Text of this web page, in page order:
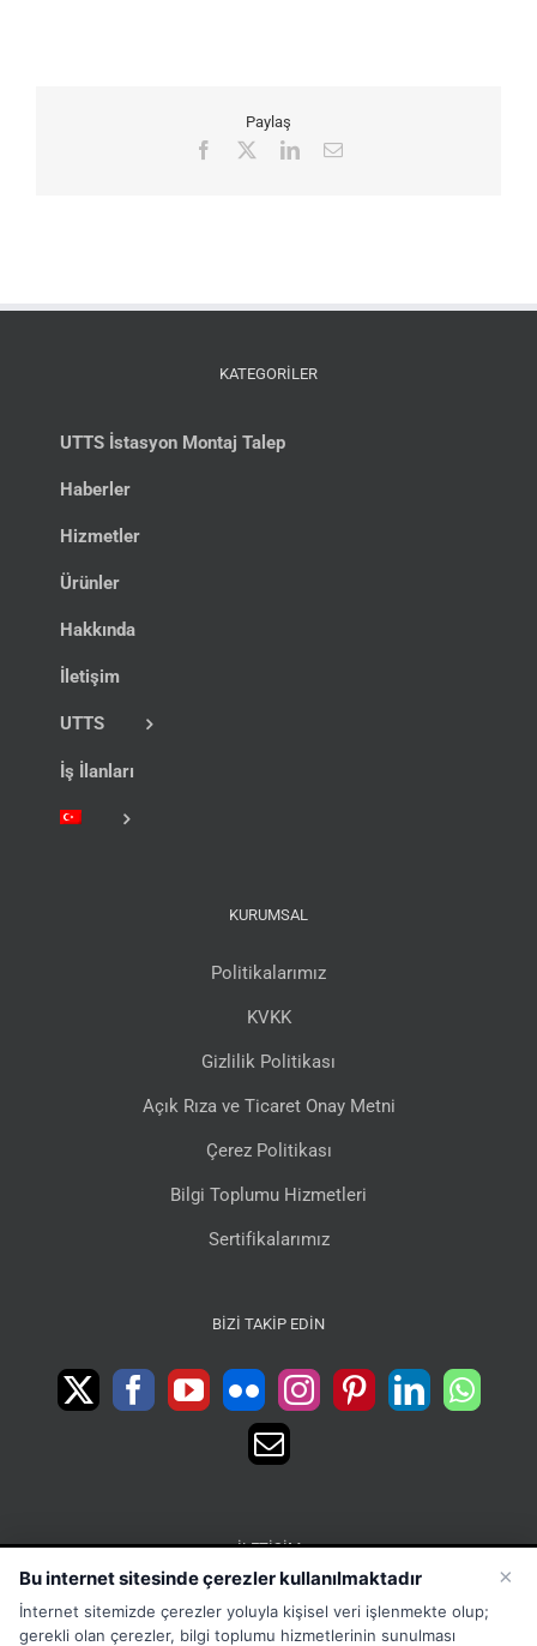
Paylaş
Facebook LinkedIn
E-
KATEGORİLER
UTTS İstasyon Montaj Talep
Haberler
Hizmetler
Ürünler
Hakkında
İletişim
UTTS
İş İlanları
KURUMSAL
Politikalarımız
KVKK
Gizlilik Politikası
Açık Rıza ve Ticaret Onay Metni
Çerez Politikası
Bilgi Toplumu Hizmetleri
Sertifikalarımız
BIZI TAKIP EDIN
İLETIŞIM
15 Temmuz Mah. 1468 Sok. No:5 Güneşli Bağcılar
İstanbul Türkiye
×
Bu internet sitesinde çerezler kullanılmaktadır
İnternet sitemizde çerezler yoluyla kişisel veri işlenmekte olup;
gerekli olan çerezler, bilgi toplumu hizmetlerinin sunulması